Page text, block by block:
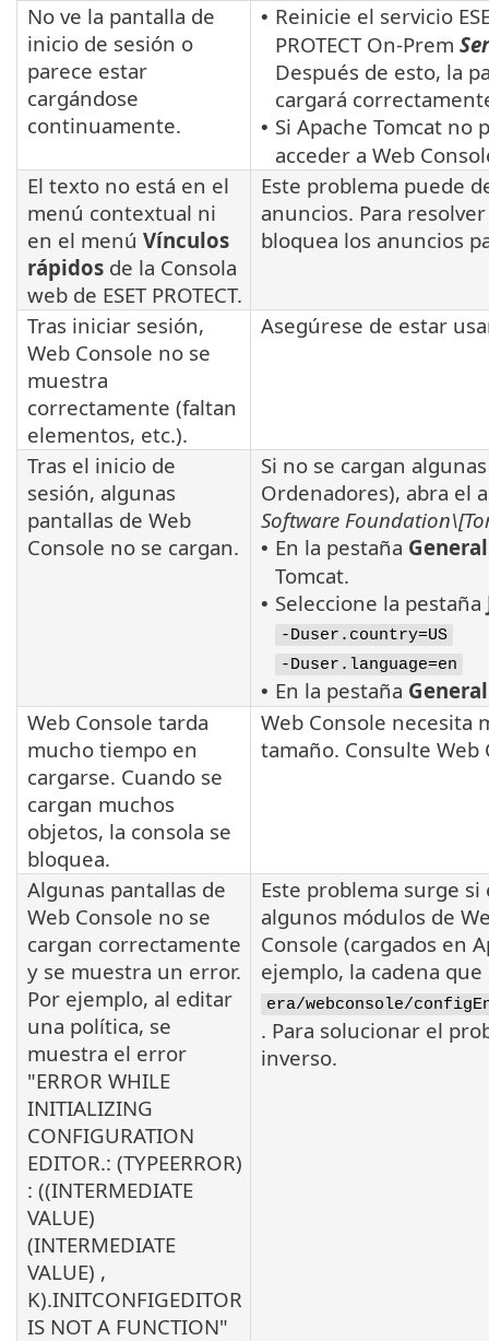
No ve la pantalla de
inicio de sesión o
parece estar
cargándose
continuamente.
• Reinicie el servicio
PROTECT On-Prem
Después de esto, la
cargará
• Si Apache Tomcat
acceder a Web
El texto no está en el
menú contextual ni
en el menú Vínculos
rápidos de la Consola
web de ESET PROTECT.
Este problema puede
anuncios. Para
bloquea los anuncios
Tras iniciar sesión,
Web Console no se
muestra
correctamente (faltan
elementos, etc.).
Asegúrese de estar
Tras el inicio de
sesión, algunas
pantallas de Web
Console no se cargan.
Si no se cargan
Ordenadores), abra el
Software
• En la pestaña General
Tomcat.
• Seleccione la pestaña
-Duser.country=US
-Duser.language=en
• En la pestaña General
Web Console tarda
mucho tiempo en
cargarse. Cuando se
cargan muchos
objetos, la consola se
bloquea.
Web Console necesita
tamaño. Consulte
Algunas pantallas de
Web Console no se
cargan correctamente
y se muestra un error.
Por ejemplo, al editar
una política, se
muestra el error
"ERROR WHILE
INITIALIZING
CONFIGURATION
EDITOR.: (TYPEERROR)
: ((INTERMEDIATE
VALUE)
(INTERMEDIATE
VALUE) ,
K).INITCONFIGEDITOR
IS NOT A FUNCTION"
Este problema surge
algunos módulos de
Console (cargados en
ejemplo, la cadena
era/webconsole/
. Para solucionar el
inverso.